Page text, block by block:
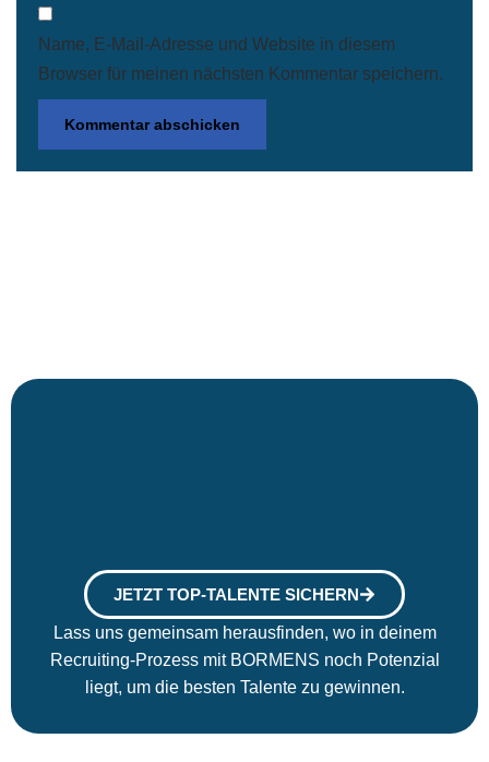
Name, E-Mail-Adresse und Website in diesem
Browser für meinen nächsten Kommentar speichern.
JETZT TOP-TALENTE SICHERN
Lass uns gemeinsam herausfinden, wo in deinem
Recruiting-Prozess mit BORMENS noch Potenzial
liegt, um die besten Talente zu gewinnen.